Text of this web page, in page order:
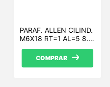
PARAF. ALLEN CILIND.
M6X18 RT=1 AL=5 8.8
COMPRAR